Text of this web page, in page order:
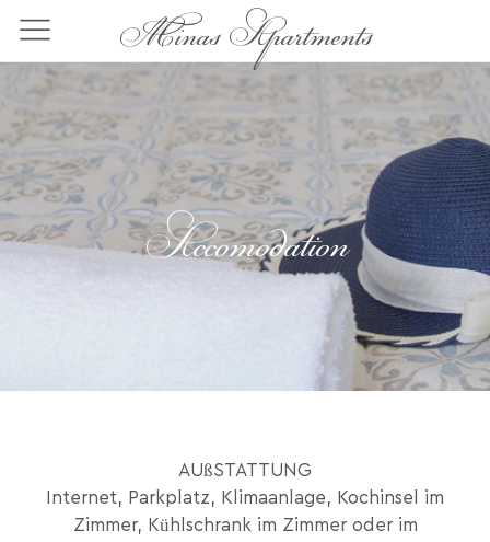
zum
Inhalt
Minas Apartments
Accomodation
AUßSTATTUNG
Internet, Parkplatz, Klimaanlage, Kochinsel im
Zimmer, Kühlschrank im Zimmer oder im